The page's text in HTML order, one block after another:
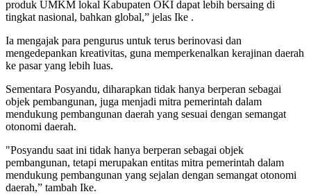
produk UMKM lokal Kabupaten OKI dapat lebih bersaing di
tingkat nasional, bahkan global,” jelas Ike .
Ia mengajak para pengurus untuk terus berinovasi dan
mengedepankan kreativitas, guna memperkenalkan kerajinan daerah
ke pasar yang lebih luas.
Sementara Posyandu, diharapkan tidak hanya berperan sebagai
objek pembangunan, juga menjadi mitra pemerintah dalam
mendukung pembangunan daerah yang sesuai dengan semangat
otonomi daerah.
"Posyandu saat ini tidak hanya berperan sebagai objek
pembangunan, tetapi merupakan entitas mitra pemerintah dalam
mendukung pembangunan yang sejalan dengan semangat otonomi
daerah,” tambah Ike.